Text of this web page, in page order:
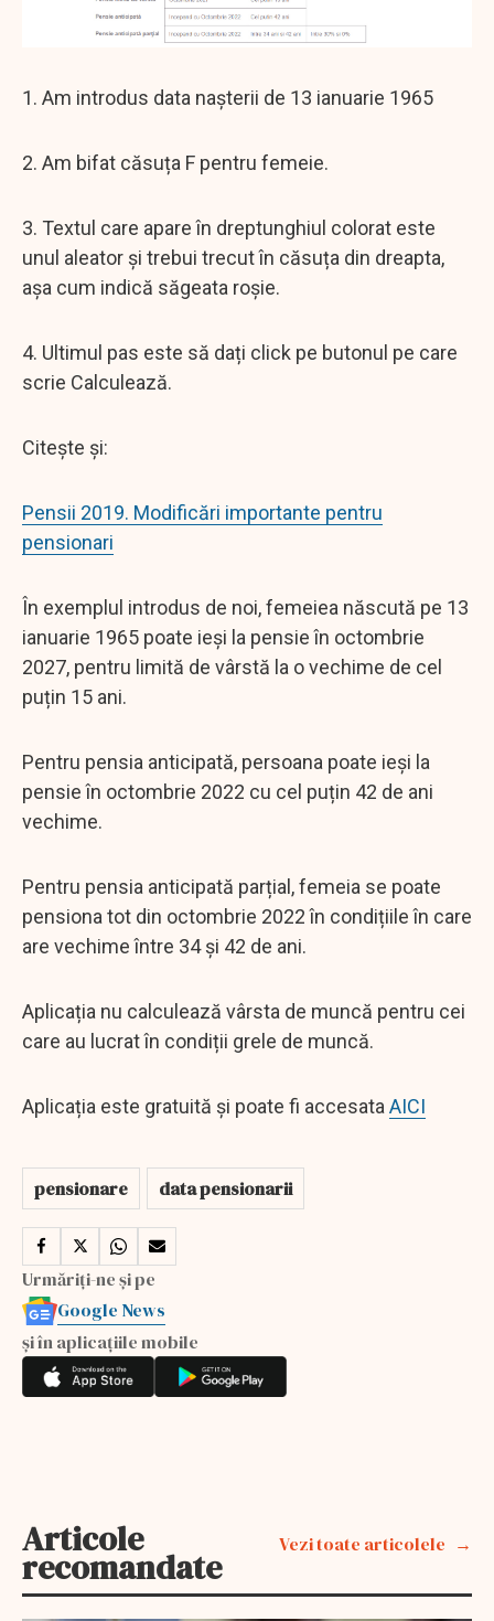
1. Am introdus data nașterii de 13 ianuarie 1965
2. Am bifat căsuța F pentru femeie.
3. Textul care apare în dreptunghiul colorat este
unul aleator și trebui trecut în căsuța din dreapta,
așa cum indică săgeata roșie.
4. Ultimul pas este să dați click pe butonul pe care
scrie Calculează.
Citește și:
Pensii 2019. Modificări importante pentru
pensionari
În exemplul introdus de noi, femeiea născută pe 13
ianuarie 1965 poate ieși la pensie în octombrie
2027, pentru limită de vârstă la o vechime de cel
puțin 15 ani.
Pentru pensia anticipată, persoana poate ieși la
pensie în octombrie 2022 cu cel puțin 42 de ani
vechime.
Pentru pensia anticipată parțial, femeia se poate
pensiona tot din octombrie 2022 în condițiile în care
are vechime între 34 și 42 de ani.
Aplicația nu calculează vârsta de muncă pentru cei
care au lucrat în condiții grele de muncă.
Aplicația este gratuită și poate fi accesata AICI
pensionare data pensionarii
Urmăriți-ne și pe
Google News
și în aplicațiile mobile
Articole
recomandate
Vezi toate articolele